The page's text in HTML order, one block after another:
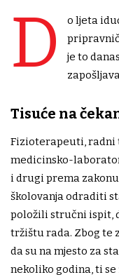
D
o ljeta
je to
Tisuće na
Fizioterapeuti, radni
medicinsko-
i drugi prema
školovanja odraditi
položili stručni ispit,
tržištu rada. Zbog te
da su na mjesto za
nekoliko godina, ti